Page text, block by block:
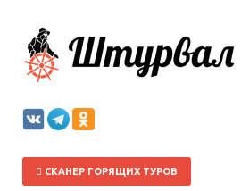
СКАНЕР ГОРЯЩИХ ТУРОВ